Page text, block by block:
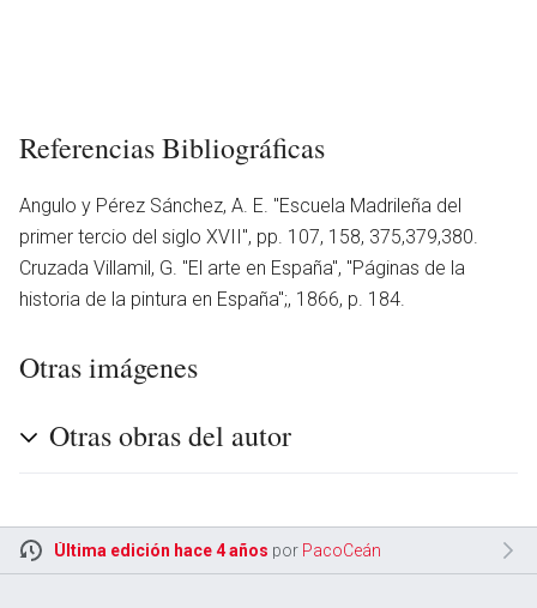
Referencias Bibliográficas
Angulo y Pérez Sánchez, A. E. ''Escuela Madrileña del
primer tercio del siglo XVII'', pp. 107, 158, 375,379,380.
Cruzada Villamil, G. ''El arte en España'', ''Páginas de la
historia de la pintura en España'';, 1866, p. 184.
Otras imágenes
Otras obras del autor
Última edición hace 4 años por PacoCeán